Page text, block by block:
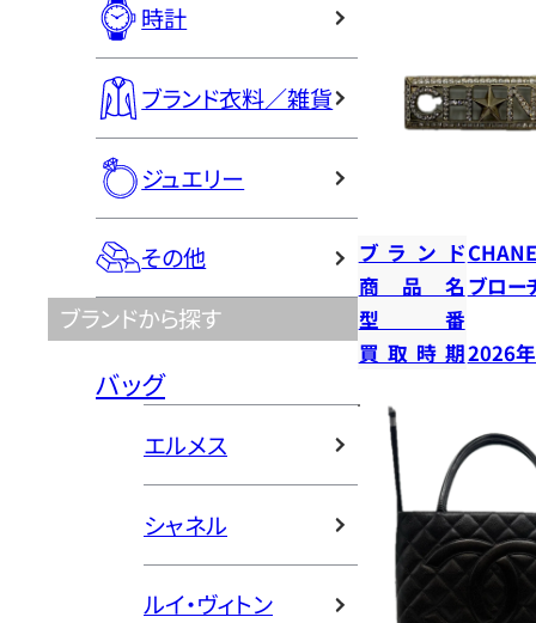
時計
ブランド衣料／雑貨
ジュエリー
その他
ブランドから探す
バッグ
エルメス
シャネル
ルイ・ヴィトン
ブランド
商品名 ブロー
型番
買取時期2026